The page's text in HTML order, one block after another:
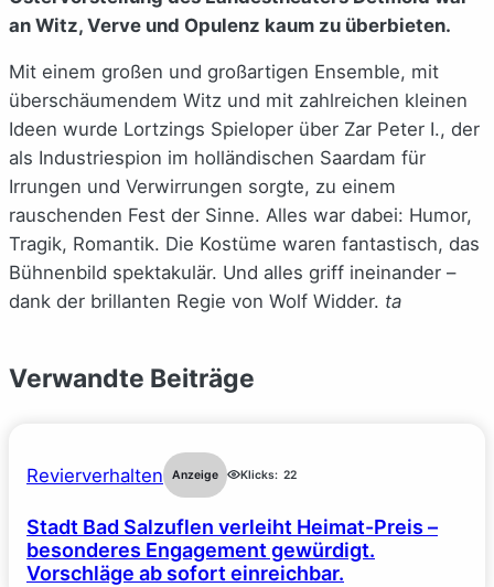
an Witz, Verve und Opulenz kaum zu überbieten.
Mit einem großen und großartigen Ensemble, mit
überschäumendem Witz und mit zahlreichen kleinen
Ideen wurde Lortzings Spieloper über Zar Peter I., der
als Industriespion im holländischen Saardam für
Irrungen und Verwirrungen sorgte, zu einem
rauschenden Fest der Sinne. Alles war dabei: Humor,
Tragik, Romantik. Die Kostüme waren fantastisch, das
Bühnenbild spektakulär. Und alles griff ineinander –
dank der brillanten Regie von Wolf Widder. ta
Verwandte Beiträge
Revierverhalten Anzeige Klicks: 22
Stadt Bad Salzuflen verleiht Heimat-Preis –
besonderes Engagement gewürdigt.
Vorschläge ab sofort einreichbar.